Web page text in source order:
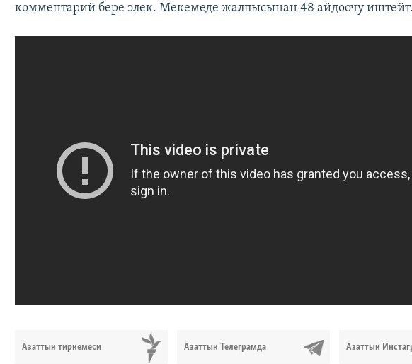
комментарий бере элек. Мекемеде жалпысынан 48 айдоочу
Азаттык тиркемеси Азаттык Телеграмда Азаттык